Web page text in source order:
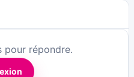
pour répondre.